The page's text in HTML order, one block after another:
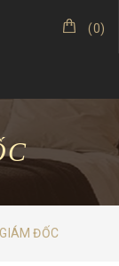
(0)
ĐỐC